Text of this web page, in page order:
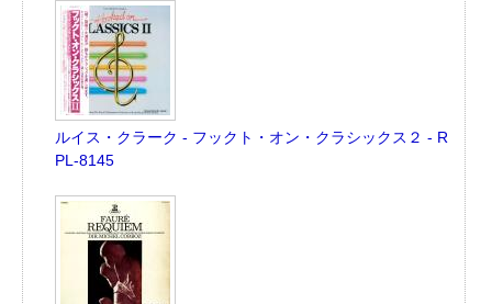
ルイス・クラーク - フックト・オン・クラシックス２ - R
PL-8145